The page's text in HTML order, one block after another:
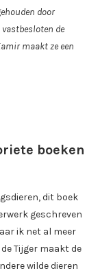
door
vastbesloten de
maakt ze een
boeken
dit boek
geschreven
ik net al meer
Tijger maakt de
wilde dieren